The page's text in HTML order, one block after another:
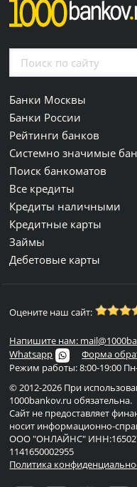
Банки Москвы
Банки России
Рейтинги банков
Системно значимые
Поиск банкоматов
Все кредиты
Кредиты наличными
Кредитные карты
Займы
Дебетовые карты
Оцените наш сайт:
Напишите нам:
Whatsapp
Форма
Режим работы: 8:00-19:00
© 2012-2026 При
1000bankov.ru обязательна.
Сайт не предоставляет
носит информационно-
ООО "ОНЛАЙНС"
1141650002955
Политика